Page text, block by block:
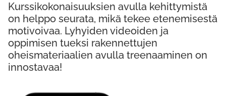
Kurssikokonaisuuksien avulla kehittymistä
on helppo seurata, mikä tekee etenemisestä
motivoivaa. Lyhyiden videoiden ja
oppimisen tueksi rakennettujen
oheismateriaalien avulla treenaaminen on
innostavaa!